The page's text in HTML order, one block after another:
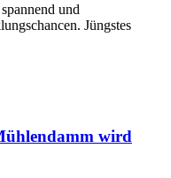
und
Jüngstes
wird